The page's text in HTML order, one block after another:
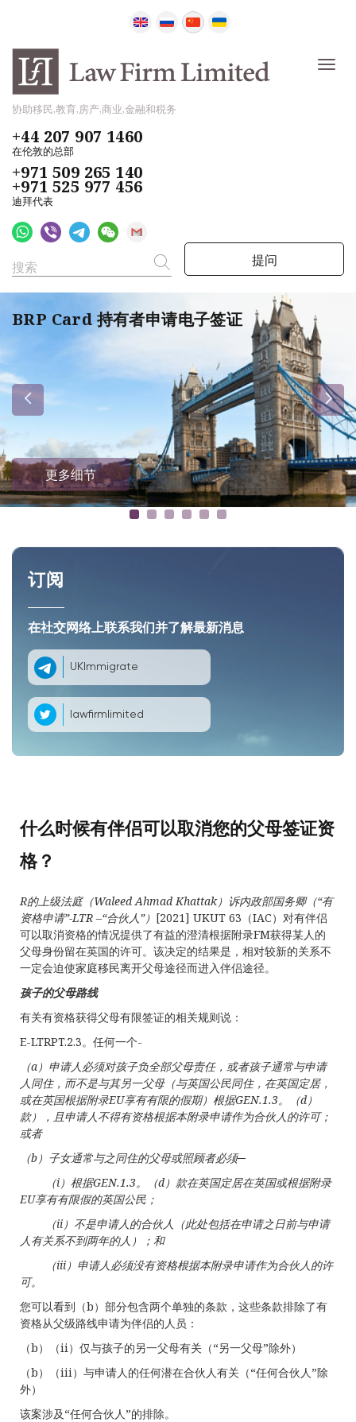
协助移民,教育,房产,商业,金融和税务
+44 207 907 1460
在伦敦的总部
+971 509 265 140
+971 525 977 456
迪拜代表
提问
BRP Card 持有者申请电子签证
更多细节
订阅
在社交网络上联系我们并了解最新消息
UKImmigrate
lawfirmlimited
什么时候有伴侣可以取消您的父母签证资
格？
R的上级法庭（Waleed Ahmad Khattak）诉内政部国务卿（“有
资格申请”-LTR –“合伙人”） [2021] UKUT 63（IAC）对有伴侣
可以取消资格的情况提供了有益的澄清根据附录FM获得某人的
父母身份留在英国的许可。该决定的结果是，相对较新的关系不
一定会迫使家庭移民离开父母途径而进入伴侣途径。
孩子的父母路线
有关有资格获得父母有限签证的相关规则说：
E-LTRPT.2.3。任何一个-
（a）申请人必须对孩子负全部父母责任，或者孩子通常与申请
人同住，而不是与其另一父母（与英国公民同住，在英国定居，
或在英国根据附录EU享有有限的假期）根据GEN.1.3。（d）
款），且申请人不得有资格根据本附录申请作为合伙人的许可；
或者
（b）子女通常与之同住的父母或照顾者必须─
（i）根据GEN.1.3。（d）款在英国定居在英国或根据附录
EU享有有限假的英国公民；
（ii）不是申请人的合伙人（此处包括在申请之日前与申请
人有关系不到两年的人）；和
（iii）申请人必须没有资格根据本附录申请作为合伙人的许
可。
您可以看到（b）部分包含两个单独的条款，这些条款排除了有
资格从父级路线申请为伴侣的人员：
（b）（ii）仅与孩子的另一父母有关（“另一父母”除外）
（b）（iii）与申请人的任何潜在合伙人有关（“任何合伙人”除
外）
该案涉及“任何合伙人”的排除。